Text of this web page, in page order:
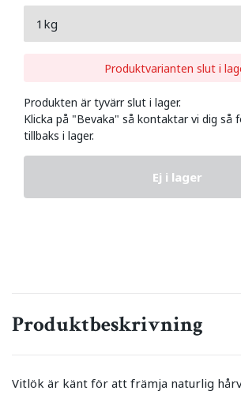
Produktvarianten slut i
Produkten är tyvärr slut i lager.
Klicka på "Bevaka" så kontaktar vi dig så
tillbaks i lager.
Ej i lager
Produktbeskrivning
Vitlök är känt för att främja naturlig